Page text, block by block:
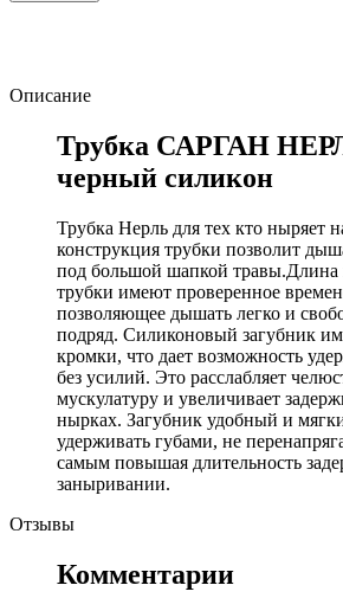
Описание
Трубка САРГАН
черный силикон
Трубка Нерль для тех кто ныряет
конструкция трубки позволит
под большой шапкой травы.Длина
трубки имеют проверенное
позволяющее дышать легко и
подряд. Силиконовый загубник
кромки, что дает возможность
без усилий. Это расслабляет
мускулатуру и увеличивает
нырках. Загубник удобный и
удерживать губами, не
самым повышая длительность
заныривании.
Отзывы
Комментарии